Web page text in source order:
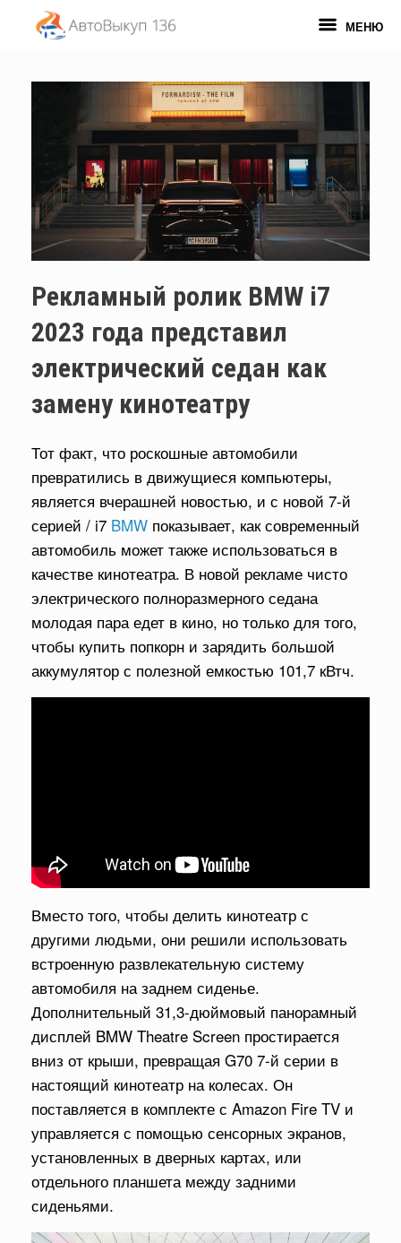
содержанию
МЕНЮ
Рекламный ролик BMW i7
2023 года представил
электрический седан как
замену кинотеатру
Тот факт, что роскошные автомобили
превратились в движущиеся компьютеры,
является вчерашней новостью, и с новой 7-й
серией / i7 BMW показывает, как современный
автомобиль может также использоваться в
качестве кинотеатра. В новой рекламе чисто
электрического полноразмерного седана
молодая пара едет в кино, но только для того,
чтобы купить попкорн и зарядить большой
аккумулятор с полезной емкостью 101,7 кВтч.
Вместо того, чтобы делить кинотеатр с
другими людьми, они решили использовать
встроенную развлекательную систему
автомобиля на заднем сиденье.
Дополнительный 31,3-дюймовый панорамный
дисплей BMW Theatre Screen простирается
вниз от крыши, превращая G70 7-й серии в
настоящий кинотеатр на колесах. Он
поставляется в комплекте с Amazon Fire TV и
управляется с помощью сенсорных экранов,
установленных в дверных картах, или
отдельного планшета между задними
сиденьями.